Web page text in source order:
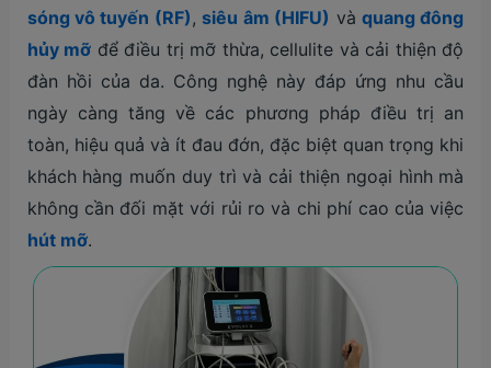
sóng vô tuyến (RF) , siêu âm (HIFU) và quang đông
hủy mỡ để điều trị mỡ thừa, cellulite và cải thiện độ
đàn hồi của da. Công nghệ này đáp ứng nhu cầu
ngày càng tăng về các phương pháp điều trị an
toàn, hiệu quả và ít đau đớn, đặc biệt quan trọng khi
khách hàng muốn duy trì và cải thiện ngoại hình mà
không cần đối mặt với rủi ro và chi phí cao của việc
hút mỡ.